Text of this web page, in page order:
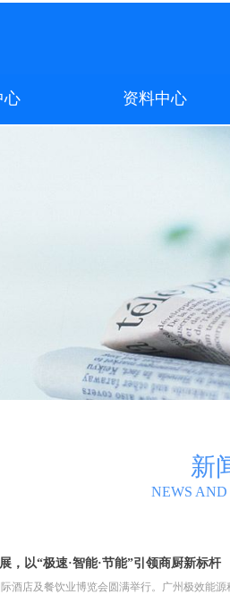
心 资料中心
新
NEWS
，以“极速·智能·节能”引领商厨新标杆
酒店及餐饮业博览会圆满举行。广州极效能